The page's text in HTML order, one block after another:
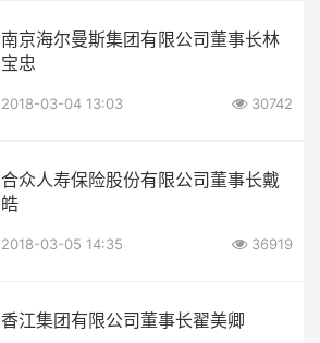
南京海尔曼斯集团有限公司董事长林
宝忠
2018-03-04 13:03 30742
合众人寿保险股份有限公司董事长戴
皓
2018-03-05 14:35 36919
香江集团有限公司董事长翟美卿